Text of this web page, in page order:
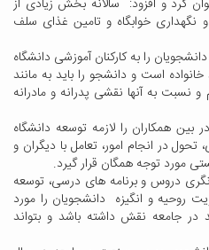
کرد و افزود: سالانه بخش زیادی از
نگهداری خوابگاه و تامین غذای سلف
را به کارکنان آموزشی دانشگاه
است و دانشجو را باید به مانند
نسبت به آنها نقشی پدرانه و مادرانه
همکاران را لازمه توسعه دانشگاه
در انجام امور، تعامل با دیگران و
مورد توجه همگان قرار گیرد.
دروس و برنامه های درسی، توسعه
روحیه و انگیزه دانشجویان را مورد
در جامعه نقش داشته باشد و بتواند